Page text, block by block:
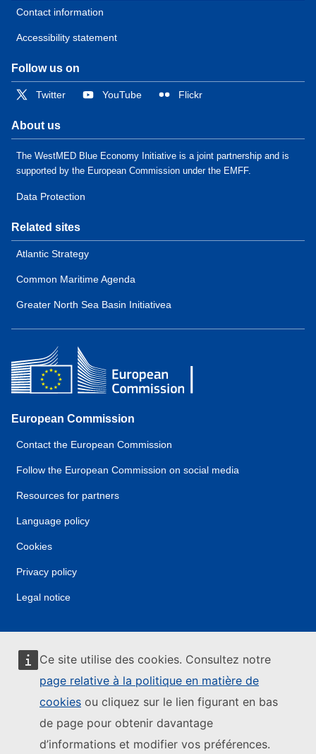
Ce site utilise des cookies. Consultez notre
page relative à la politique en matière de
cookies ou cliquez sur le lien figurant en bas
de page pour obtenir davantage
d’informations et modifier vos préférences.
Contact information
Accessibility statement
Follow us on
Twitter YouTube Flickr
About us
The WestMED Blue Economy Initiative is a joint partnership and is
supported by the European Commission under the EMFF.
Data Protection
Related sites
Atlantic Strategy
Common Maritime Agenda
Greater North Sea Basin Initiativea
European Commission
Contact the European Commission
Follow the European Commission on social media
Resources for partners
Language policy
Cookies
Privacy policy
Legal notice